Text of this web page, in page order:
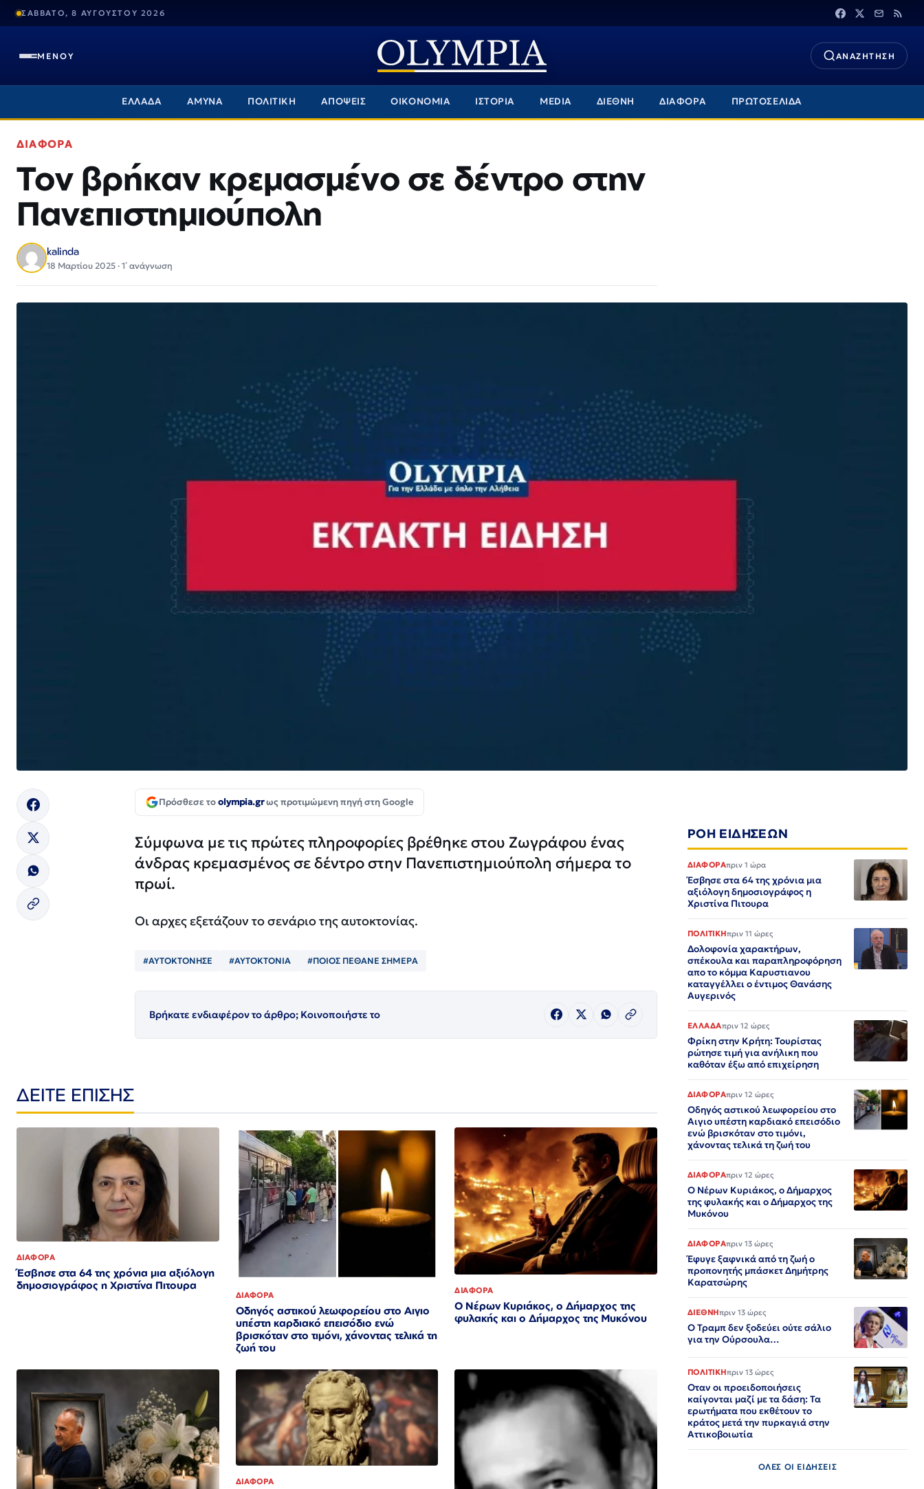
ΣΑΒΒΑΤΟ, 8 ΑΥΓΟΥΣΤΟΥ 2026
ΜΕΝΟΥ ΑΝΑΖΗΤΗΣΗ
ΕΛΛΑΔΑ ΑΜΥΝΑ ΠΟΛΙΤΙΚΗ ΑΠΟΨΕΙΣ ΟΙΚΟΝΟΜΙΑ ΙΣΤΟΡΙΑ MEDIA ΔΙΕΘΝΗ ΔΙΑΦΟΡΑ ΠΡΩΤΟΣΕΛΙΔΑ
ΔΙΑΦΟΡΑ
Τον βρήκαν κρεμασμένο σε δέντρο στην
Πανεπιστημιούπολη
kalinda
18 Μαρτίου 2025 · 1΄ ανάγνωση
Πρόσθεσε τοolympia.grως προτιμώμενη πηγή στη Google
Σύμφωνα με τις πρώτες πληροφορίες βρέθηκε στου Ζωγράφου ένας
άνδρας κρεμασμένος σε δέντρο στην Πανεπιστημιούπολη σήμερα το
πρωί.
Οι αρχες εξετάζουν το σενάριο της αυτοκτονίας.
#ΑΥΤΟΚΤΟΝΗΣΕ #ΑΥΤΟΚΤΟΝΙΑ #ΠΟΙΟΣ ΠΈΘΑΝΕ ΣΗΜΕΡΑ
Βρήκατε ενδιαφέρον το άρθρο; Κοινοποιήστε το
ΔΕΙΤΕ ΕΠΙΣΗΣ
ΔΙΑΦΟΡΑ
Έσβησε στα 64 της χρόνια μια αξιόλογη
δημοσιογράφος η Χριστίνα Πιτουρα
ΔΙΑΦΟΡΑ
Οδηγός αστικού λεωφορείου στο Αιγιο
υπέστη καρδιακό επεισόδιο ενώ
βρισκόταν στο τιμόνι, χάνοντας τελικά τη
ζωή του
ΔΙΑΦΟΡΑ
Ο Νέρων Κυριάκος, o Δήμαρχος της
φυλακής και ο Δήμαρχος της Μυκόνου
ΔΙΑΦΟΡΑ
ΡΟΗ ΕΙΔΗΣΕΩΝ
ΔΙΑΦΟΡΑπριν 1 ώρα
Έσβησε στα 64 της χρόνια μια
αξιόλογη δημοσιογράφος η
Χριστίνα Πιτουρα
ΠΟΛΙΤΙΚΗπριν 11 ώρες
Δολοφονία χαρακτήρων,
σπέκουλα και παραπληροφόρηση
απο το κόμμα Καρυστιανου
καταγγέλλει ο έντιμος Θανάσης
Αυγερινός
ΕΛΛΑΔΑπριν 12 ώρες
Φρίκη στην Κρήτη: Τουρίστας
ρώτησε τιμή για ανήλικη που
καθόταν έξω από επιχείρηση
ΔΙΑΦΟΡΑπριν 12 ώρες
Οδηγός αστικού λεωφορείου στο
Αιγιο υπέστη καρδιακό επεισόδιο
ενώ βρισκόταν στο τιμόνι,
χάνοντας τελικά τη ζωή του
ΔΙΑΦΟΡΑπριν 12 ώρες
Ο Νέρων Κυριάκος, o Δήμαρχος
της φυλακής και ο Δήμαρχος της
Μυκόνου
ΔΙΑΦΟΡΑπριν 13 ώρες
Έφυγε ξαφνικά από τη ζωή ο
προπονητής μπάσκετ Δημήτρης
Καρατσώρης
ΔΙΕΘΝΗπριν 13 ώρες
Ο Τραμπ δεν ξοδεύει ούτε σάλιο
για την Ούρσουλα…
ΠΟΛΙΤΙΚΗπριν 13 ώρες
Οταν οι προειδοποιήσεις
καίγονται μαζί με τα δάση: Τα
ερωτήματα που εκθέτουν το
κράτος μετά την πυρκαγιά στην
Αττικοβοιωτία
ΟΛΕΣ ΟΙ ΕΙΔΗΣΕΙΣ